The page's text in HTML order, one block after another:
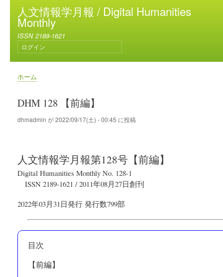
メ
イ
コ
テ
動
人文情報学月報 / Digital Humanities
Monthly
ISSN 2189-1621
ユ
ー
ザ
ー
カ
ン
ュ
ー
ログイン
パ
く
ず
ホーム
DHM 128 【前編】
dhmadmin が2022/09/17(土) - 00:45 に投稿
人文情報学月報第128号【前編】
Digital Humanities Monthly No. 128-1
ISSN 2189-1621 /2011年08月27日創刊
2022年03月31日発行 発行数799部
目次
【前編】